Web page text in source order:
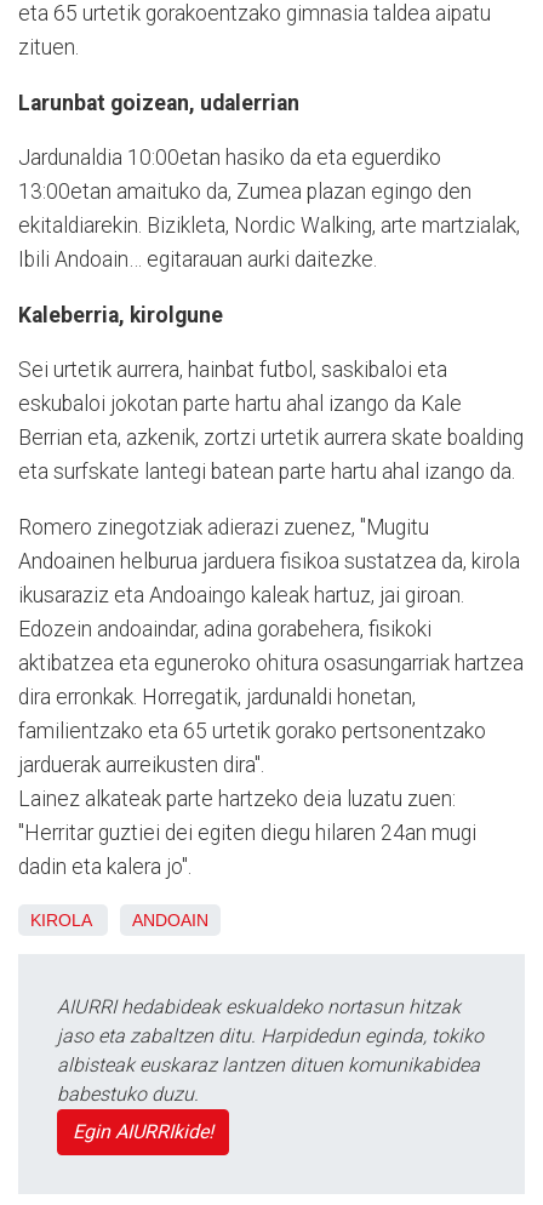
eta 65 urtetik gorakoentzako gimnasia taldea aipatu
zituen.
Larunbat goizean, udalerrian
Jardunaldia 10:00etan hasiko da eta eguerdiko
13:00etan amaituko da, Zumea plazan egingo den
ekitaldiarekin. Bizikleta, Nordic Walking, arte martzialak,
Ibili Andoain… egitarauan aurki daitezke.
Kaleberria, kirolgune
Sei urtetik aurrera, hainbat futbol, saskibaloi eta
eskubaloi jokotan parte hartu ahal izango da Kale
Berrian eta, azkenik, zortzi urtetik aurrera skate boalding
eta surfskate lantegi batean parte hartu ahal izango da.
Romero zinegotziak adierazi zuenez, "Mugitu
Andoainen helburua jarduera fisikoa sustatzea da, kirola
ikusaraziz eta Andoaingo kaleak hartuz, jai giroan.
Edozein andoaindar, adina gorabehera, fisikoki
aktibatzea eta eguneroko ohitura osasungarriak hartzea
dira erronkak. Horregatik, jardunaldi honetan,
familientzako eta 65 urtetik gorako pertsonentzako
jarduerak aurreikusten dira".
Lainez alkateak parte hartzeko deia luzatu zuen:
"Herritar guztiei dei egiten diegu hilaren 24an mugi
dadin eta kalera jo".
KIROLA ANDOAIN
AIURRI hedabideak eskualdeko nortasun hitzak
jaso eta zabaltzen ditu. Harpidedun eginda, tokiko
albisteak euskaraz lantzen dituen komunikabidea
babestuko duzu.
Egin AIURRIkide!